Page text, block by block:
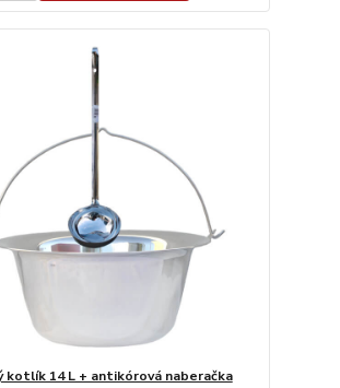
kotlík 14 L + antikórová naberačka